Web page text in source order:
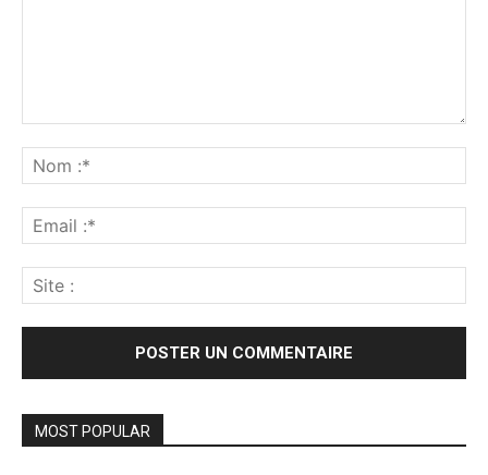
:*
:*
:
MOST POPULAR